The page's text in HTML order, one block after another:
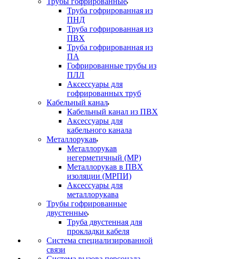
Труба гофрированная из
ПНД
Труба гофрированная из
ПВХ
Труба гофрированная из
ПА
Гофрированные трубы из
ПЛЛ
Аксессуары для
гофрированных труб
Кабельный канал
Кабельный канал из ПВХ
Аксессуары для
кабельного канала
Металлорукав
Металлорукав
негерметичный (МР)
Металлорукав в ПВХ
изоляции (МРПИ)
Аксессуары для
металлорукава
Трубы гофрированные
двустенные
Труба двустенная для
прокладки кабеля
Система специализированной
связи